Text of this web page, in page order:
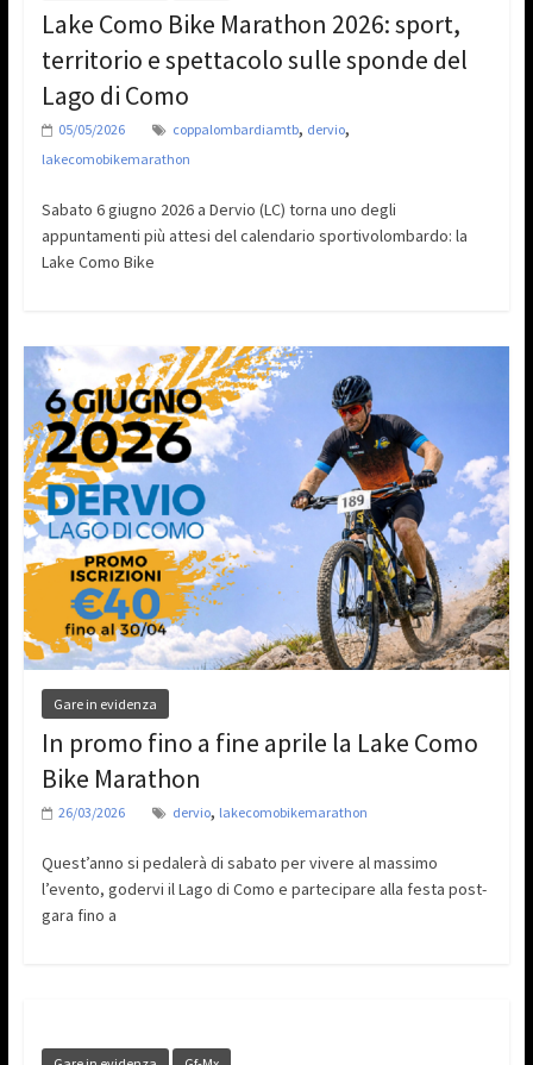
Lake Como Bike Marathon 2026: sport,
territorio e spettacolo sulle sponde del
Lago di Como
05/05/2026 coppalombardiamtb, dervio,
lakecomobikemarathon
Sabato 6 giugno 2026 a Dervio (LC) torna uno degli
appuntamenti più attesi del calendario sportivolombardo: la
Lake Como Bike
Gare in evidenza
In promo fino a fine aprile la Lake Como
Bike Marathon
26/03/2026 dervio, lakecomobikemarathon
Quest’anno si pedalerà di sabato per vivere al massimo
l’evento, godervi il Lago di Como e partecipare alla festa post-
gara fino a